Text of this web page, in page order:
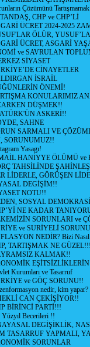
Çözümünü
CHP ve CHP’Lİ
ÜCRET 2024-2025
ÖLÜR,
ÜCRET, ASGARİ
ve SAVRULAN
SİYASET
CİNAYETLER
İSRAİL
ÖNEMİ!
KONULARIMIZ
DÜŞMEK!!
ASKERİ!!
SAHNE
SARMALI VE
SORUNUMUZ!!
Yasagı!
HANİYYE ÖLÜMÜ ve
TAHSİLİNDE
LİDERLE, GÖRÜŞEN
DEGİŞİM!!
NOTU!!
SOSYAL
NE KADAR
SORUNLARI ve
ve SURİYELİ
NEDİR? Bizi
TARTIŞMAK NE
KALMAK!!
Kurumları ve Tasarruf
ve GÖÇ SORUNU!!
nedir, kim yapar?
CAN ÇEKİŞİYOR!!
BİRİNCİ PARTİ!!!
Yüzyıl Becerileri !!
DEGİŞİKLİK,
TASARRUF YAPMALI,
SORUNLAR